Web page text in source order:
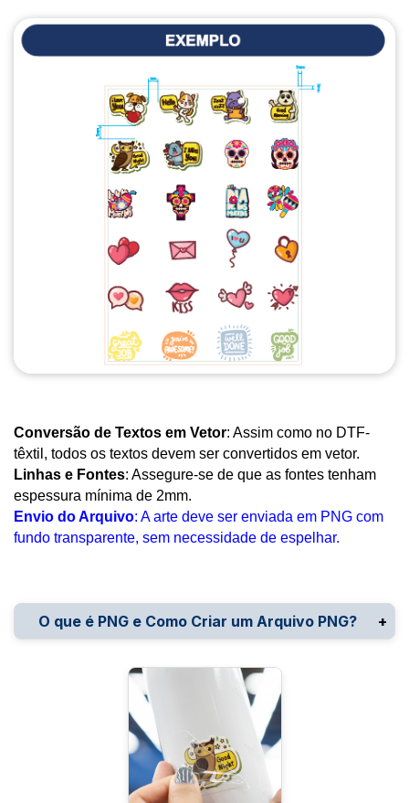
Para salvar ou converter sua arte para o formato
PNG, você pode utilizar diferentes programas de
design, como Adobe Photoshop, Illustrator,
Corel Draw,
ou até mesmo programas gratuitos
Canva.
Adobe Photoshop
Abra sua arte no Photoshop.
Verifique se o fundo está transparente.
Caso contrário, apague o fundo (use a
ferramenta de borracha ou selecione a área
de fundo e delete).
Arquivo e selecione Salvar Como
Escolha PNG como o formato de arquivo.
Ajuste as configurações de compressão
(caso necessário) e finalize salvando.
Com sua arte pronta no Illustrator, vá até
Selecione PNG como formato.
Na caixa de diálogo de exportação,
certifique-se de marcar a opção
Transparente.
Arquivo
> Exportar
no campo de formato.
garanta que a opção de transparência
marcada.
Clique em
e salve o arquivo.
Canva (Ferramenta Online)
Conversão de Textos em Vetor: Assim como no DTF-
têxtil, todos os textos devem ser convertidos em vetor.
Linhas e Fontes: Assegure-se de que as fontes tenham
espessura mínima de 2mm.
Envio do Arquivo: A arte deve ser enviada em PNG com
fundo transparente, sem necessidade de espelhar.
O que é PNG e Como Criar um Arquivo PNG?
(Portable Network Graphics) é um formato de
arquivo de imagem amplamente utilizado,
conhecido por suportar fundo transparente
compressão sem perda de
. Isso significa que, mesmo depois de
editar ou compactar a imagem, ela mantém sua